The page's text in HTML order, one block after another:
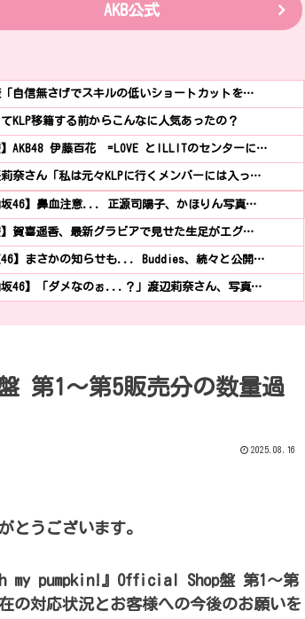
AKB公式
自信無さげでスキルの低いショートカットを…
KLP移籍する前からこんなに人気あったの？
】AKB48 伊藤百花 =LOVE とILLITのセンターに…
奈さん「私は元々KLPに行くメンバーには入っ…
坂46】鼻血注意... 正源司陽子、かほりん写真…
】賀喜遥香、最新グラビアで見せた生足がエグ…
46】まさかの知らせも... Buddies、続々と公開…
坂46】「ダメなのぉ...？」渡辺莉奈さん、写真…
第1～第5販売分の数量過
2025.08.16
とうございます。
my pumpkin!』Official Shop盤 第1～第
の対応状況とお客様への今後のお願いを